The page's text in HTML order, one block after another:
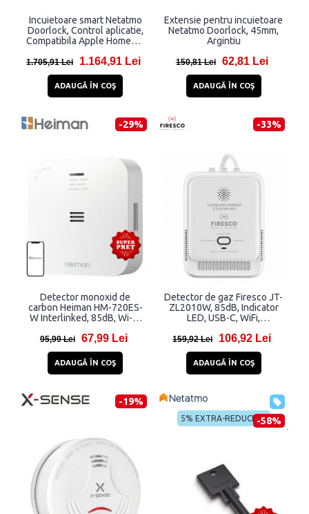
Incuietoare smart Netatmo
Doorlock, Control aplicatie,
Compatibila Apple HomeKit,
1.705,91 Lei 1.164,91 Lei
ADAUGĂ ÎN COŞ
Extensie pentru incuietoare
Netatmo Doorlock, 45mm,
Argintiu
150,81 Lei 62,81 Lei
ADAUGĂ ÎN COŞ
-29%
Detector monoxid de
carbon Heiman HM-720ES-
W Interlinked, 85dB, Wi-Fi,
95,99 Lei 67,99 Lei
ADAUGĂ ÎN COŞ
-33%
Detector de gaz Firesco JT-
ZL2010W, 85dB, Indicator
LED, USB-C, WiFi,
159,92 Lei 106,92 Lei
ADAUGĂ ÎN COŞ
-19%
5% EXTRA-REDUCERE-58%